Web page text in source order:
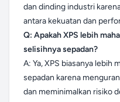
dan dinding industri
antara kekuatan dan
Q: Apakah XPS lebih
selisihnya sepadan?
A: Ya, XPS biasanya lebih
sepadan karena
dan meminimalkan risiko